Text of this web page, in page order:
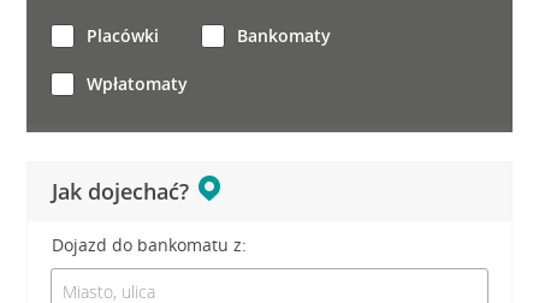
Jak dojechać?
Dojazd do bankomatu z:
Placówki Bankomaty
Wpłatomaty